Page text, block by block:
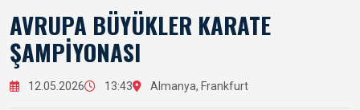
AVRUPA BÜYÜKLER KARATE
ŞAMPİYONASI
12.05.2026 13:43 Almanya, Frankfurt